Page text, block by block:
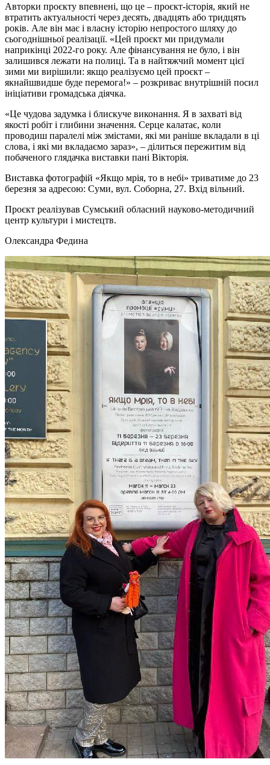
Авторки проєкту впевнені, що це – проєкт-історія, який не
втратить актуальності через десять, двадцять або тридцять
років. Але він має і власну історію непростого шляху до
сьогоднішньої реалізації. «Цей проєкт ми придумали
наприкінці 2022-го року. Але фінансування не було, і він
залишився лежати на полиці. Та в найтяжчий момент цієї
зими ми вирішили: якщо реалізуємо цей проєкт –
якнайшвидше буде перемога!» – розкриває внутрішній посил
ініціативи громадська діячка.
«Це чудова задумка і блискуче виконання. Я в захваті від
якості робіт і глибини значення. Серце калатає, коли
проводиш паралелі між змістами, які ми раніше вкладали в ці
слова, і які ми вкладаємо зараз», – ділиться пережитим від
побаченого глядачка виставки пані Вікторія.
Виставка фотографій «Якщо мрія, то в небі» триватиме до 23
березня за адресою: Суми, вул. Соборна, 27. Вхід вільний.
Проєкт реалізував Сумський обласний науково-методичний
центр культури і мистецтв.
Олександра Федина